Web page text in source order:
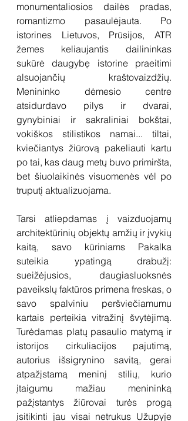
monumentaliosios dailės pradas,
romantizmo pasaulėjauta. Po
istorines Lietuvos, Prūsijos, ATR
žemes keliaujantis dailininkas
sukūrė daugybę istorine praeitimi
alsuojančių kraštovaizdžių.
Menininko dėmesio centre
atsidurdavo pilys ir dvarai,
gynybiniai ir sakraliniai bokštai,
vokiškos stilistikos namai... tiltai,
kviečiantys žiūrovą pakeliauti kartu
po tai, kas daug metų buvo primiršta,
bet šiuolaikinės visuomenės vėl po
truputį aktualizuojama.
Tarsi atliepdamas į vaizduojamų
architektūrinių objektų amžių ir įvykių
kaitą, savo kūriniams Pakalka
suteikia ypatingą drabužį:
sueižėjusios, daugiasluoksnės
paveikslų faktūros primena freskas, o
savo spalviniu peršviečiamumu
kartais perteikia vitražinį švytėjimą.
Turėdamas platų pasaulio matymą ir
istorijos cirkuliacijos pajutimą,
autorius išsigrynino savitą, gerai
atpažįstamą meninį stilių, kurio
įtaigumu mažiau menininką
pažįstantys žiūrovai turės progą
įsitikinti jau visai netrukus Užupyje